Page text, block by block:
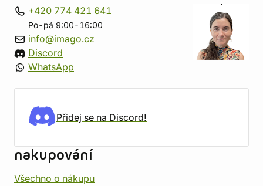
+420 774 421 641
Po-pá 9:00-16:00
info@imago.cz
Discord
WhatsApp
Přidej se na Discord!
nakupování
Všechno o nákupu